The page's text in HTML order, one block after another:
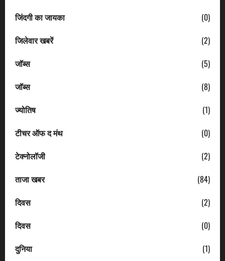
जिंदगी का जायका
(0)
जिलेवार खबरें
(2)
जॉब्स
(5)
जॉब्स
(8)
ज्योतिष
(1)
टीचर ऑफ द मंथ
(0)
टेक्नोलॉजी
(2)
ताजा खबर
(84)
दिवस
(2)
दिवस
(0)
दुनिया
(1)